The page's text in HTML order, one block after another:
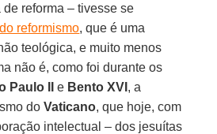
reforma – tivesse se
reformismo, que é uma
teológica, e muito menos
não é, como foi durante os
Paulo II e Bento XVI , a
doVaticano, que hoje, com
intelectual – dos jesuítas